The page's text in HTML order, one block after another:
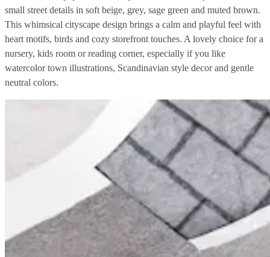
small street details in soft beige, grey, sage green and muted brown.
This whimsical cityscape design brings a calm and playful feel with
heart motifs, birds and cozy storefront touches. A lovely choice for a
nursery, kids room or reading corner, especially if you like
watercolor town illustrations, Scandinavian style decor and gentle
neutral colors.